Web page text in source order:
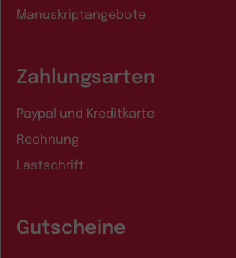
Manuskriptangebote
Zahlungsarten
Paypal und Kreditkarte
Rechnung
Lastschrift
Gutscheine